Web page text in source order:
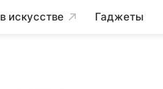
искусстве Гаджеты